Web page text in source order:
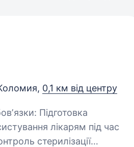
0,1 км від центру